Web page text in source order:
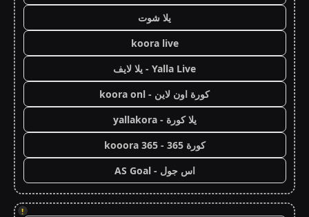
يلا شوت
koora live
Yalla Live - يلا لايف
كورة اون لاين - koora onl
يلا كورة - yallakora
كورة 365 - kooora 365
اس جول - AS Goal
!